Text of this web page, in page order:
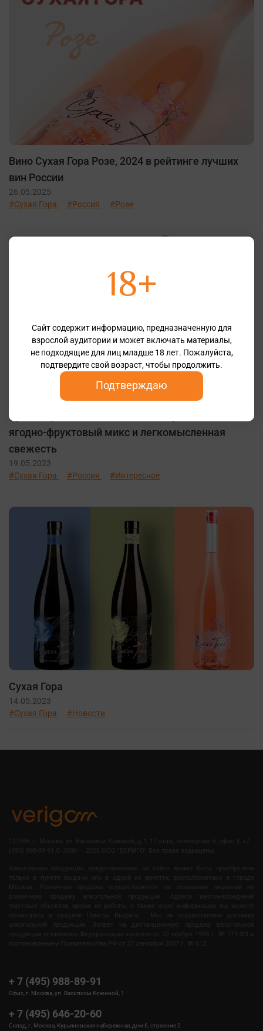
Вино Сухая Гора Розе, 2024 в рейтинге лучших
вин России
26.05.2025
#Сухая Гора
#Россия #Розе
Сухая Гора Розе 2022. Это жизнерадостный
ягодно-фруктовый микс и легкомысленная
свежесть
19.05.2023
#Сухая Гора
#Россия #Интересное
Сухая Гора
14.05.2023
#Сухая Гора
#Новости
+ 7 (495) 988-89-91
Офис, г. Москва, ул. Василисы Кожиной, 1
+ 7 (495) 646-20-60
Склад, г. Москва, Курьяновская набережная, дом 6, строение 2
18+
Сайт содержит информацию, предназначенную для
взрослой аудитории и может включать материалы,
не подходящие для лиц младше 18 лет. Пожалуйста,
подтвердите свой возраст, чтобы продолжить.
Подтверждаю